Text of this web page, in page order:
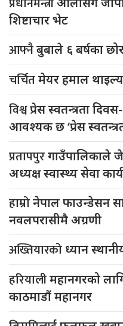
शिष्टाचार भेट
आफ्नैबुबाले ६ बर्षका
चर्चितमेयर हमाल
विश्वप्रेस स्वतन्त्रता
आवश्यक छ ‘प्रेस
प्रतापपुरगाउँपालिकाले
अध्यक्ष स्वास्थ्य सेवा
हाम्रोनेपाल फाउन्डेसन
नवलपरासीमै अग्रणी
अख्तियारको ध्यान
हरियालीमहानगरको
काठमाडौं महानगर